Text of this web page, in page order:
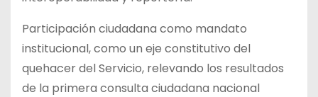
Participación ciudadana como mandato
institucional, como un eje constitutivo del
quehacer del Servicio, relevando los resultados
de la primera consulta ciudadana nacional